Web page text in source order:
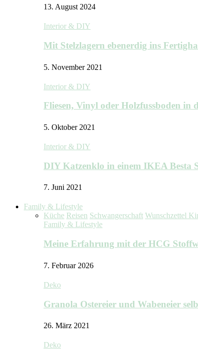
13. August 2024
Interior & DIY
Mit Stelzlagern ebenerdig ins
5. November 2021
Interior & DIY
Fliesen, Vinyl oder Holzfussboden in
5. Oktober 2021
Interior & DIY
DIY Katzenklo in einem IKEA Besta
7. Juni 2021
Family & Lifestyle
Küche Reisen Schwangerschaft Wunschzettel
Family & Lifestyle
Meine Erfahrung mit der HCG
7. Februar 2026
Deko
Granola Ostereier und Wabeneier
26. März 2021
Deko